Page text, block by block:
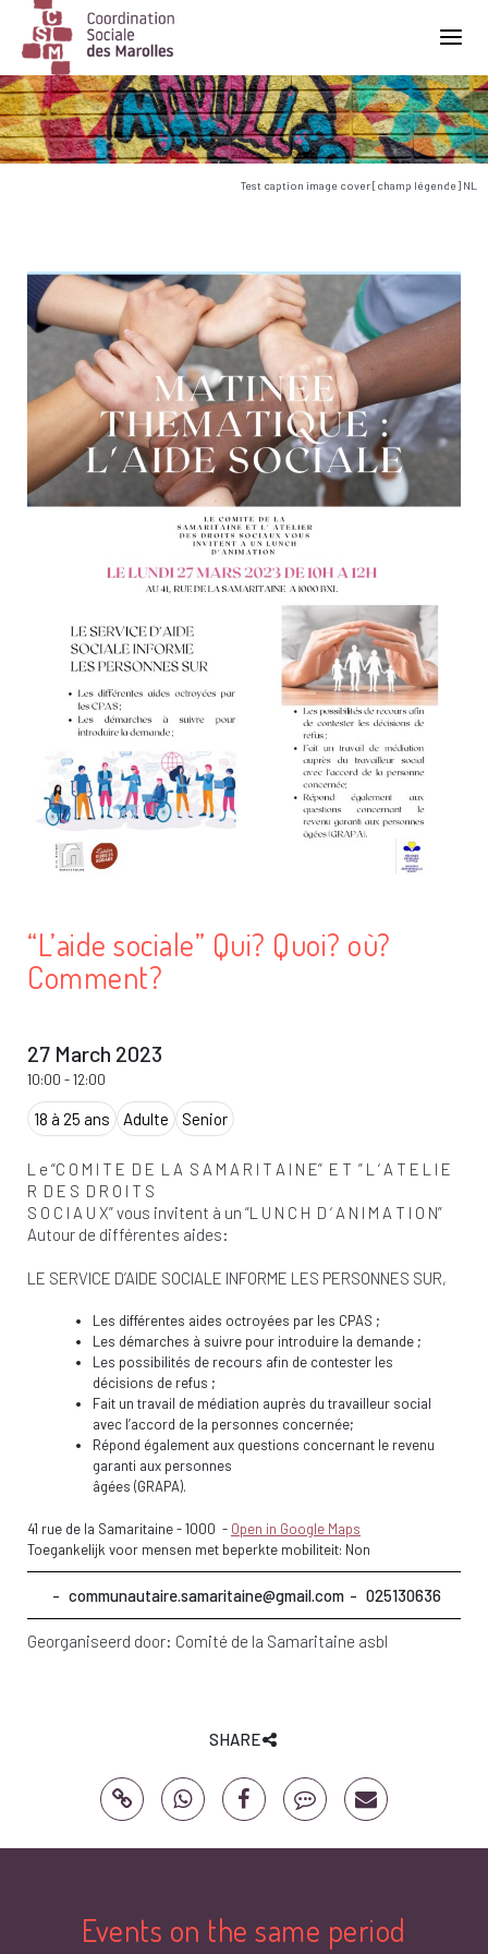
Main Navigation
Test caption image cover [champ légende] NL
“L’aide sociale” Qui? Quoi? où?
Comment?
27 March 2023
10:00 -12:00
18 à 25 ans Adulte Senior
L e “C O M I T E D E L A S A M A R I T A I N E” E T ” L ‘ A T E L I E
R D E S D R O I T S
S O C I A U X” vous invitent à un “L U N C H D ‘ A N I M A T I O N”
Autour de différentes aides:
LE SERVICE D’AIDE SOCIALE INFORME LES PERSONNES SUR,
Les différentes aides octroyées par les CPAS ;
Les démarches à suivre pour introduire la demande ;
Les possibilités de recours afin de contester les
décisions de refus ;
Fait un travail de médiation auprès du travailleur social
avec l’accord de la personnes concernée;
Répond également aux questions concernant le revenu
garanti aux personnes
âgées (GRAPA).
41 rue de la Samaritaine-1000 - Open in Google Maps
Toegankelijk voor mensen met beperkte mobiliteit: Non
communautaire.samaritaine@gmail.com 025130636
Georganiseerd door: Comité de la Samaritaine asbl
SHARE
Events on the same period